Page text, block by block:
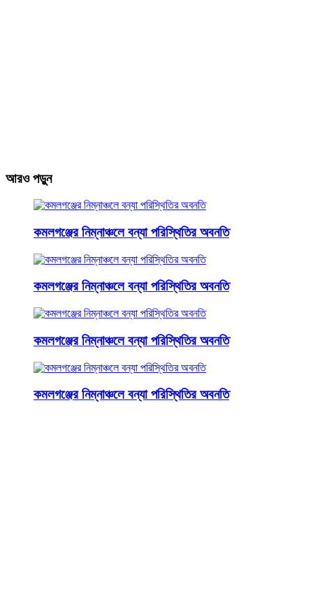
আরও পড়ুন
কমলগঞ্জের নিম্নাঞ্চলে বন্যা পরিস্থিতির অবনতি
কমলগঞ্জের নিম্নাঞ্চলে বন্যা পরিস্থিতির অবনতি
কমলগঞ্জের নিম্নাঞ্চলে বন্যা পরিস্থিতির অবনতি
কমলগঞ্জের নিম্নাঞ্চলে বন্যা পরিস্থিতির অবনতি